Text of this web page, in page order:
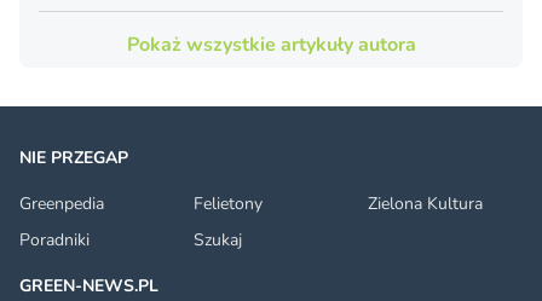
Pokaż wszystkie artykuły autora
NIE PRZEGAP
Greenpedia
Felietony
Zielona Kultura
Poradniki
Szukaj
GREEN-NEWS.PL